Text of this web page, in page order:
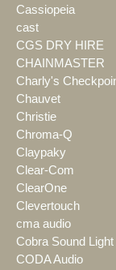
Cassiopeia
cast
CGS DRY HIRE
CHAINMASTER
Charly's
Chauvet
Christie
Chroma-Q
Claypaky
Clear-Com
ClearOne
Clevertouch
cma audio
Cobra Sound Light
CODA Audio